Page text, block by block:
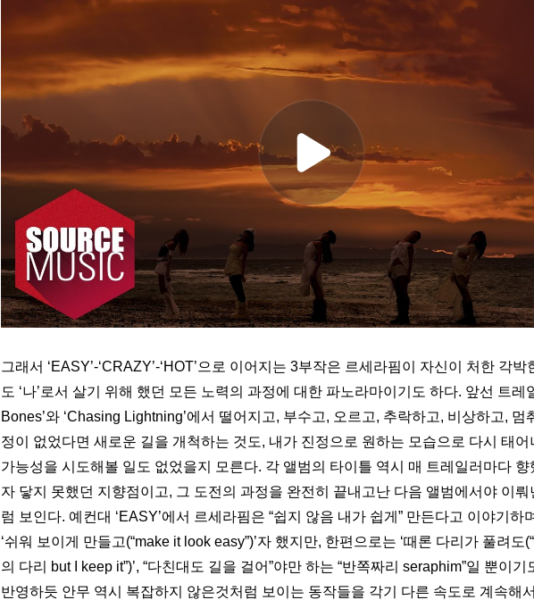
그래서 ‘EASY’-‘CRAZY’-‘HOT’으로 이어지는 3부작은 르세라핌이 자신이 처한 각박
도 ‘나’로서 살기 위해 했던 모든 노력의 과정에 대한 파노라마이기도 하다. 앞선 트레
Bones’와 ‘Chasing Lightning’에서 떨어지고, 부수고, 오르고, 추락하고, 비상하고, 멈
정이 없었다면 새로운 길을 개척하는 것도, 내가 진정으로 원하는 모습으로 다시 태어
가능성을 시도해볼 일도 없었을지 모른다. 각 앨범의 타이틀 역시 매 트레일러마다 향
자 닿지 못했던 지향점이고, 그 도전의 과정을 완전히 끝내고난 다음 앨범에서야 이뤄
럼 보인다. 예컨대 ‘EASY’에서 르세라핌은 “쉽지 않음 내가 쉽게” 만든다고 이야기하
‘쉬워 보이게 만들고(“make it look easy”)’자 했지만, 한편으로는 ‘때론 다리가 풀려도
의 다리 but I keep it”)’, “다친대도 길을 걸어”야만 하는 “반쪽짜리 seraphim”일 뿐이기
반영하듯 안무 역시 복잡하지 않은것처럼 보이는 동작들을 각기 다른 속도로 계속해